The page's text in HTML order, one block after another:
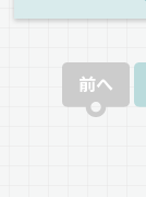
前へ